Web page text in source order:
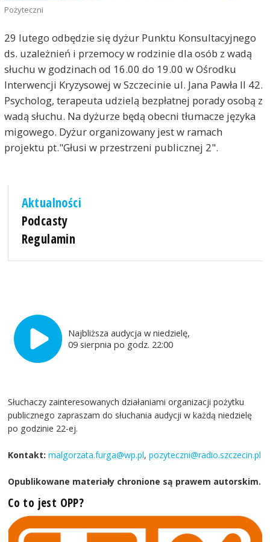
Pożyteczni
29 lutego odbędzie się dyżur Punktu Konsultacyjnego
ds. uzależnień i przemocy w rodzinie dla osób z wadą
słuchu w godzinach od 16.00 do 19.00 w Ośrodku
Interwencji Kryzysowej w Szczecinie ul. Jana Pawła II 42.
Psycholog, terapeuta udzielą bezpłatnej porady osobą z
wadą słuchu. Na dyżurze będą obecni tłumacze języka
migowego. Dyżur organizowany jest w ramach
projektu pt."Głusi w przestrzeni publicznej 2".
Aktualności
Podcasty
Regulamin
Najbliższa audycja w niedzielę,
09 sierpnia po godz. 22:00
Słuchaczy zainteresowanych działaniami organizacji pożytku
publicznego zapraszam do słuchania audycji w każdą niedzielę
po godzinie 22-ej.
Kontakt: malgorzata.furga@wp.pl,pozyteczni@radio.szczecin.pl
Opublikowane materiały chronione są prawem autorskim.
Co to jest OPP?